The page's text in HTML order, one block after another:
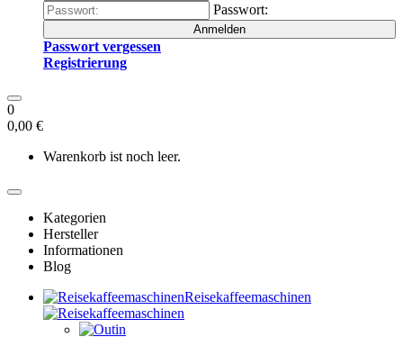
Passwort:
Anmelden
Passwort vergessen
Registrierung
0
0,00 €
Warenkorb ist noch leer.
Kategorien
Hersteller
Informationen
Blog
Reisekaffeemaschinen